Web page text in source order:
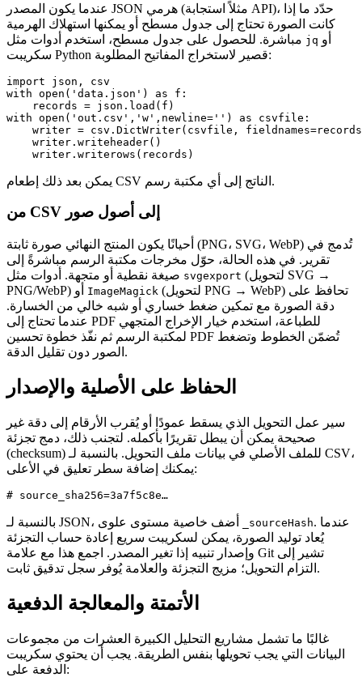
عندما يكون المصدر JSON هرمي (مثلاً استجابة API)، حدّد ما إذا
كانت الصورة تحتاج إلى جدول مسطح أو يمكنها استهلاك الهرمية
jq
سكريبت Python قصير لاستخراج المفاتيح المطلوبة:
import json, csv
with open('data.json') as f:
    records = json.load(f)
with open('out.csv','w',newline='') as csvfile:
writer = csv.DictWriter(csvfile,
    writer.writeheader()
يمكن بعد ذلك إطعام CSV الناتج إلى أي مكتبة رسم.
من CSV إلى أصول صور
أحيانًا يكون المنتج النهائي صورة ثابتة (PNG، SVG، WebP) تُدمج في
تقرير. في هذه الحالة، حوّل مخرجات مكتبة الرسم مباشرةً إلى
svgexport (لتحويل SVG →
ImageMagick (لتحويل PNG → WebP) تحافظ على
دقة الصورة مع تمكين ضغط خساري أو شبه خالي من الخسارة.
عندما تحتاج إلى PDF للطباعة، استخدم خيار الإخراج المتجهي
لمكتبة الرسم ثم نفّذ خطوة تحسين PDF تُضمّن الخطوط وتضغط
الصور دون تقليل الدقة.
الحفاظ على الأصلية والإصدار
سير عمل التحويل الذي يسقط عمودًا أو يُقرب الأرقام إلى دقة غير
صحيحة يمكن أن يبطل تقريرًا بأكمله. لتجنب ذلك، دمج تجزئة
(checksum) للملف الأصلي في بيانات ملف التحويل. بالنسبة لـ CSV،
يمكنك إضافة سطر تعليق في الأعلى:
_sourceHash. عندما
يُعاد توليد الصورة، يمكن لسكريبت سريع إعادة حساب التجزئة
وإصدار تنبيه إذا تغير المصدر. اجمع هذا مع علامة Git تشير إلى
التزام التحويل؛ مزيج التجزئة والعلامة يُوفر سجل تدقيق ثابت.
الأتمتة والمعالجة الدفعية
غالبًا ما تشمل مشاريع التحليل الكبيرة العشرات من مجموعات
البيانات التي يجب تحويلها بنفس الطريقة. يجب أن يحتوي سكريبت
الدفعة على: